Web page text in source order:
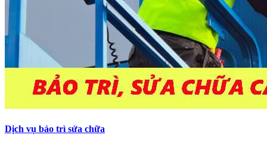
Dịch vụ bảo trì sửa chữa